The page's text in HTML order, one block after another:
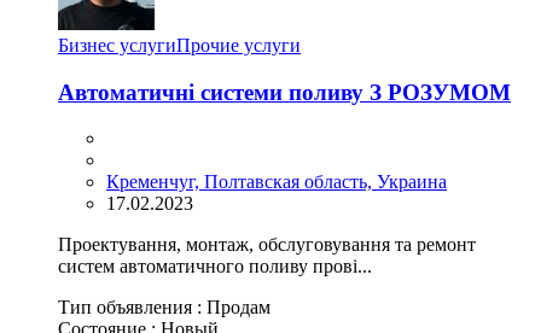
Бизнес услугиПрочие услуги
Автоматичні системи поливу З РОЗУМОМ
Кременчуг, Полтавская область, Украина
17.02.2023
Проектування, монтаж, обслуговування та ремонт
систем автоматичного поливу прові...
Тип объявления : Продам